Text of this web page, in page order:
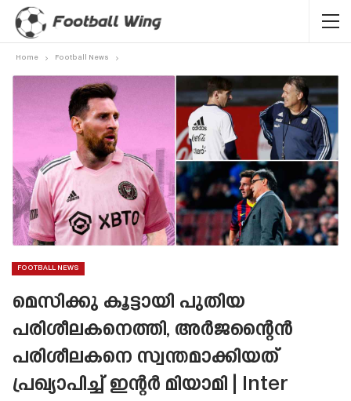
Home Football News
FOOTBALL NEWS
മെസിക്കു കൂട്ടായി പുതിയ
പരിശീലകനെത്തി, അർജന്റൈൻ
പരിശീലകനെ സ്വന്തമാക്കിയത്
പ്രഖ്യാപിച്ച് ഇന്റർ മിയാമി | Inter